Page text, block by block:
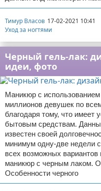
Тимур Власов 17-02-2021 10:41
Уход за ногтями
Черный гель-лак:
идеи, фото
Маникюр с использованием
миллионов девушек по
благодаря тому, что имеет
бытовым средствам.
известен своей
минимум одну-две недели
всех возможных вариантов
маникюр с черным лаком.
Особенности черного